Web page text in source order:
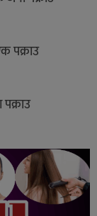
पक्राउ